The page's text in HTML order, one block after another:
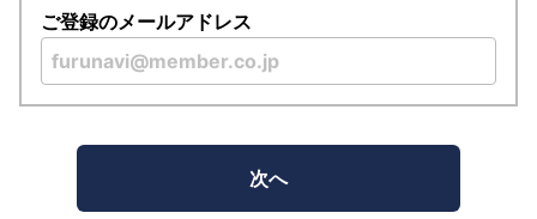
ご登録のメールアドレス